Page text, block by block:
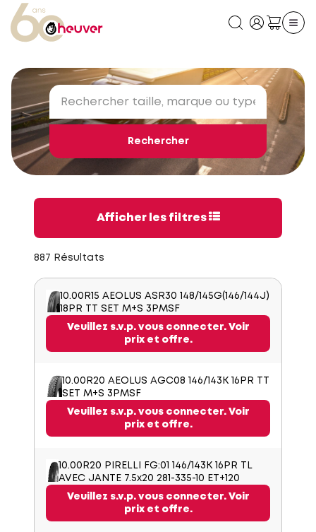
Rechercher
Afficher les filtres
887 Résultats
10.00R15 AEOLUS ASR30 148/145G(146/144J)
18PR TT SET M+S 3PMSF
Veuillez s.v.p. vous connecter. Voir
prix et offre.
10.00R20 AEOLUS AGC08 146/143K 16PR TT
SET M+S 3PMSF
Veuillez s.v.p. vous connecter. Voir
prix et offre.
10.00R20 PIRELLI FG:01 146/143K 16PR TL
AVEC JANTE 7.5x20 281-335-10 ET+120
Veuillez s.v.p. vous connecter. Voir
prix et offre.